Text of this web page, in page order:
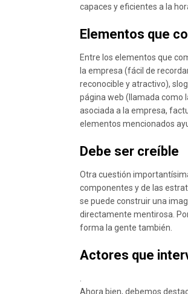
capaces y eficientes a la
Elementos que
Entre los elementos que
la empresa (fácil de
reconocible y atractivo),
página web (llamada como
asociada a la empresa,
elementos mencionados
Debe ser creíble
Otra cuestión
componentes y de las
se puede construir una
directamente mentirosa.
forma la gente también.
Actores que
Ahora bien, debemos